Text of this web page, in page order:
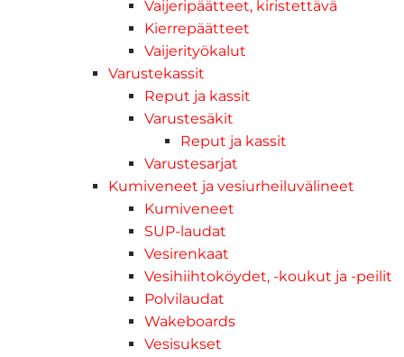
Vaijeripäätteet, kiristettävä
Kierrepäätteet
Vaijerityökalut
Varustekassit
Reput ja kassit
Varustesäkit
Reput ja kassit
Varustesarjat
Kumiveneet ja vesiurheiluvälineet
Kumiveneet
SUP-laudat
Vesirenkaat
Vesihiihtoköydet, -koukut ja -peilit
Polvilaudat
Wakeboards
Vesisukset